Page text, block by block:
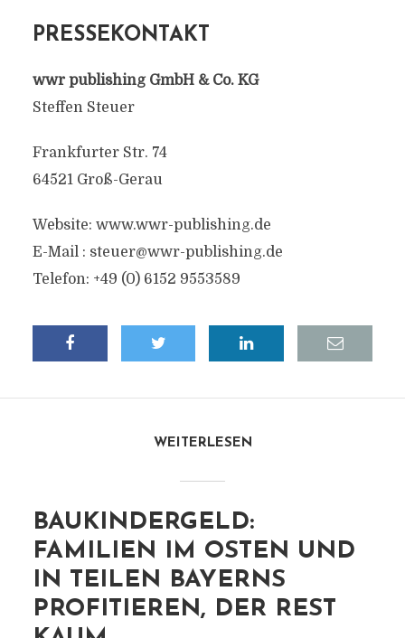
PRESSEKONTAKT
wwr publishing GmbH & Co. KG
Steffen Steuer
Frankfurter Str. 74
64521 Groß-Gerau
Website: www.wwr-publishing.de
E-Mail : steuer@wwr-publishing.de
Telefon: +49 (0) 6152 9553589
WEITERLESEN
BAUKINDERGELD:
FAMILIEN IM OSTEN UND
IN TEILEN BAYERNS
PROFITIEREN, DER REST